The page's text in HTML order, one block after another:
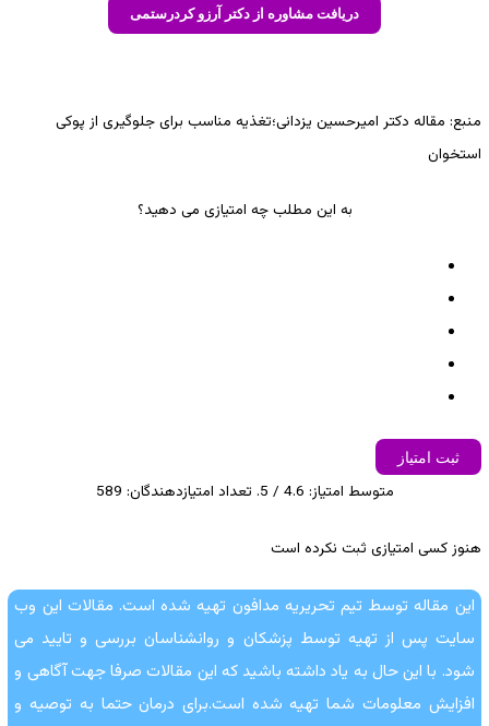
دریافت مشاوره از دکتر آرزو کردرستمی
منبع: مقاله دکتر امیرحسین یزدانی؛تغذیه مناسب برای جلوگیری از پوکی
استخوان
به این مطلب چه امتیازی می دهید؟
ثبت امتیاز
متوسط امتیاز: 4.6 / 5. تعداد امتیازدهندگان: 589
هنوز کسی امتیازی ثبت نکرده است
این مقاله توسط تیم تحریریه مدافون تهیه شده است. مقالات این وب
سایت پس از تهیه توسط پزشکان و روانشناسان بررسی و تایید می
شود. با این حال به یاد داشته باشید که این مقالات صرفا جهت آگاهی و
افزایش معلومات شما تهیه شده است.برای درمان حتما به توصیه و